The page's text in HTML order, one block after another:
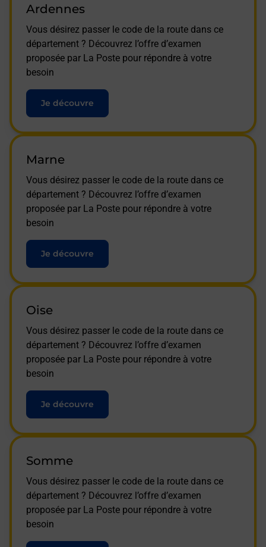
Ardennes
Vous désirez passer le code de la route dans ce
département ? Découvrez l’offre d’examen
proposée par La Poste pour répondre à votre
besoin
Je découvre
Marne
Vous désirez passer le code de la route dans ce
département ? Découvrez l’offre d’examen
proposée par La Poste pour répondre à votre
besoin
Je découvre
Oise
Vous désirez passer le code de la route dans ce
département ? Découvrez l’offre d’examen
proposée par La Poste pour répondre à votre
besoin
Je découvre
Somme
Vous désirez passer le code de la route dans ce
département ? Découvrez l’offre d’examen
proposée par La Poste pour répondre à votre
besoin